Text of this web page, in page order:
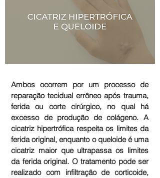
Ambos ocorrem por um processo de
reparação tecidual errôneo após trauma,
ferida ou corte cirúrgico, no qual há
excesso de produção de colágeno. A
cicatriz hipertrófica respeita os limites da
ferida original, enquanto o queloide é uma
cicatriz maior que ultrapassa os limites
da ferida original. O tratamento pode ser
realizado com infiltração de corticoide,